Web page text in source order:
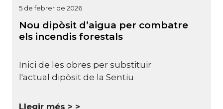
5 de febrer de 2026
Nou dipòsit d’aigua per combatre
els incendis forestals
Inici de les obres per substituir
l'actual dipòsit de la Sentiu
Llegir més >